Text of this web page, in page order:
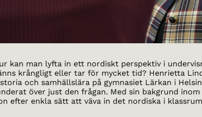
kan man lyfta in ett nordiskt perspektiv i
krångligt eller tar för mycket tid? Henrietta
och samhällslära på gymnasiet Lärkan i
över just den frågan. Med sin bakgrund
efter enkla sätt att väva in det nordiska i